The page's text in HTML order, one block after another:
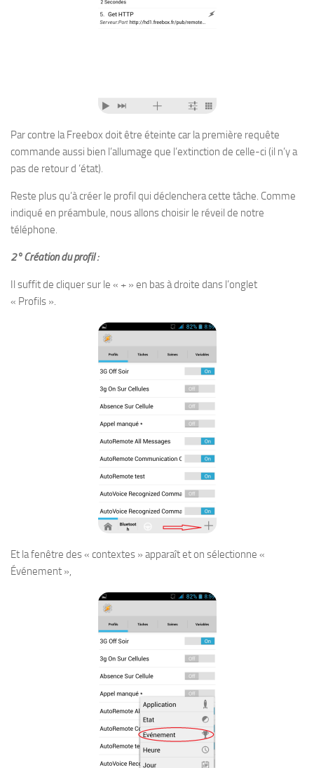
Par contre la Freebox doit être éteinte car la première requête
commande aussi bien l’allumage que l’extinction de celle-ci (il n’y a
pas de retour d ‘état).
Reste plus qu’à créer le profil qui déclenchera cette tâche. Comme
indiqué en préambule, nous allons choisir le réveil de notre
téléphone.
2° Création du profil :
Il suffit de cliquer sur le « + » en bas à droite dans l’onglet
« Profils ».
Et la fenêtre des « contextes » apparaît et on sélectionne «
Événement »,